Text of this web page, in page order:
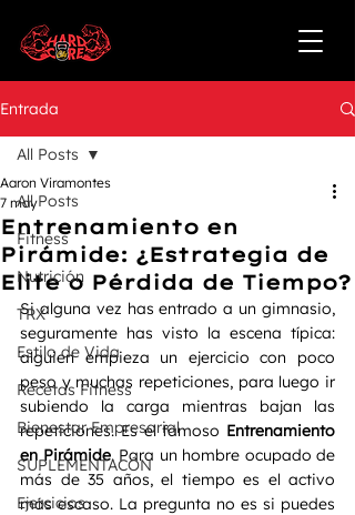
Entrada
All Posts
Fitness
Nutrición
TRX
Estilo de Vida
Recetas Fitness
Bienestar Empresarial
SUPLEMENTACÓN
Ejercicios
All Posts
Entrenamiento en
Pirámide: ¿Estrategia de
Elite o Pérdida de Tiempo?
Aaron Viramontes
7 may
Si alguna vez has entrado a un gimnasio,
seguramente has visto la escena típica:
alguien empieza un ejercicio con poco
peso y muchas repeticiones, para luego ir
subiendo la carga mientras bajan las
repeticiones. Es el famoso Entrenamiento
en Pirámide. Para un hombre ocupado de
más de 35 años, el tiempo es el activo
más escaso. La pregunta no es si puedes